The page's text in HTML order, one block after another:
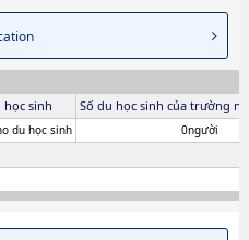
học sinh Số du học sinh của trường
du học sinh 0người